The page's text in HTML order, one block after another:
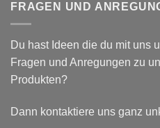
FRAGEN UND
Du hast Ideen die du mit uns
Fragen und Anregungen zu
Produkten?
Dann kontaktiere uns ganz